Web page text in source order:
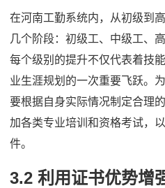
在河南工勤系统内，从初级到
几个阶段：初级工、中级工、
每个级别的提升不仅代表着技
业生涯规划的一次重要飞跃。
要根据自身实际情况制定合理
加各类专业培训和资格考试，
件。
3.2 利用证书优势增